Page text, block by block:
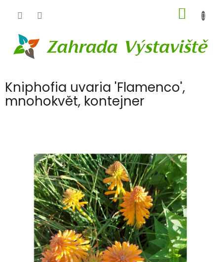
KOŠÍK
Kniphofia uvaria 'Flamenco',
mnohokvět, kontejner